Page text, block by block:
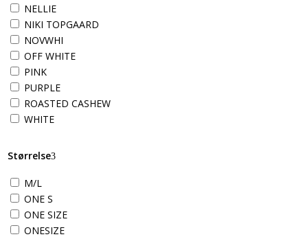
NELLIE
NIKI TOPGAARD
NOVWHI
OFF WHITE
PINK
PURPLE
ROASTED CASHEW
WHITE
Størrelse
M/L
ONE S
ONE SIZE
ONESIZE